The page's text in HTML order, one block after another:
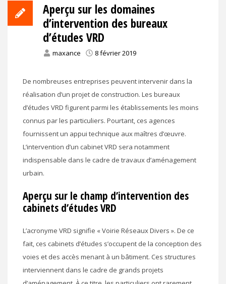
Aperçu sur les domaines
d’intervention des bureaux
d’études VRD
maxance 8 février 2019
De nombreuses entreprises peuvent intervenir dans la
réalisation d’un projet de construction. Les bureaux
d’études VRD figurent parmi les établissements les moins
connus par les particuliers. Pourtant, ces agences
fournissent un appui technique aux maîtres d’œuvre.
L’intervention d’un cabinet VRD sera notamment
indispensable dans le cadre de travaux d’aménagement
urbain.
Aperçu sur le champ d’intervention des
cabinets d’études VRD
L’acronyme VRD signifie « Voirie Réseaux Divers ». De ce
fait, ces cabinets d’études s’occupent de la conception des
voies et des accès menant à un bâtiment. Ces structures
interviennent dans le cadre de grands projets